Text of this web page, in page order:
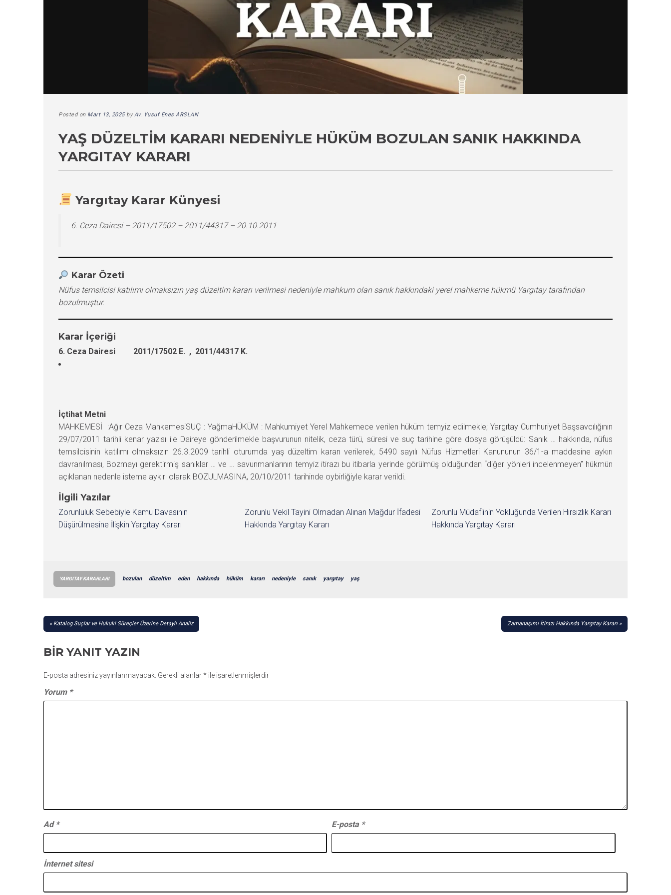
Posted on Mart 13, 2025byAv. Yusuf Enes ARSLAN
YAŞ DÜZELTIM KARARI NEDENIYLE HÜKÜM BOZULAN SANIK HAKKINDA
YARGITAY KARARI
Yargıtay Karar Künyesi
6. Ceza Dairesi – 2011/17502 – 2011/44317 – 20.10.2011
Karar Özeti
Nüfus temsilcisi katılımı olmaksızın yaş düzeltim kararı verilmesi nedeniyle mahkum olan sanık hakkındaki yerel mahkeme hükmü Yargıtay tarafından
bozulmuştur.
Karar İçeriği
6. Ceza Dairesi 2011/17502 E. , 2011/44317 K.
İçtihat Metni
MAHKEMESİ :Ağır Ceza MahkemesiSUÇ : YağmaHÜKÜM : Mahkumiyet Yerel Mahkemece verilen hüküm temyiz edilmekle; Yargıtay Cumhuriyet Başsavcılığının
29/07/2011 tarihli kenar yazısı ile Daireye gönderilmekle başvurunun nitelik, ceza türü, süresi ve suç tarihine göre dosya görüşüldü: Sanık … hakkında, nüfus
temsilcisinin katılımı olmaksızın 26.3.2009 tarihli oturumda yaş düzeltim kararı verilerek, 5490 sayılı Nüfus Hizmetleri Kanununun 36/1-a maddesine aykırı
davranılması, Bozmayı gerektirmiş sanıklar … ve … savunmanlarının temyiz itirazı bu itibarla yerinde görülmüş olduğundan “diğer yönleri incelenmeyen” hükmün
açıklanan nedenle isteme aykırı olarak BOZULMASINA, 20/10/2011 tarihinde oybirliğiyle karar verildi.
İlgili Yazılar
Zorunluluk Sebebiyle Kamu Davasının
Düşürülmesine İlişkin Yargıtay Kararı
Zorunlu Vekil Tayini Olmadan Alınan Mağdur İfadesi
Hakkında Yargıtay Kararı
Zorunlu Müdafiinin Yokluğunda Verilen Hırsızlık Kararı
Hakkında Yargıtay Kararı
YARGITAY KARARLARI bozulan düzeltim eden hakkında hüküm kararı nedeniyle sanık yargıtay yaş
YAZI
Katalog Suçlar ve Hukuki Süreçler Üzerine Detaylı Analiz Zamanaşımı İtirazı Hakkında Yargıtay Kararı
BIR YANIT YAZIN
E-posta adresiniz yayınlanmayacak. Gerekli alanlar* ile işaretlenmişlerdir
Yorum *
Ad * E-posta *
İnternet sitesi